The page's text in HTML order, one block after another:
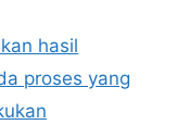
hasil
proses yang